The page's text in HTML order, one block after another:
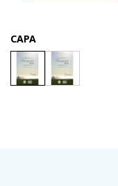
CAPA